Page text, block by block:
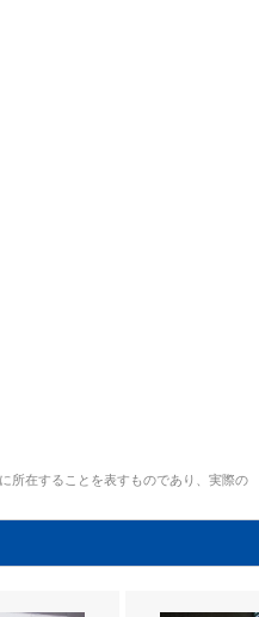
所在することを表すものであり、実際の